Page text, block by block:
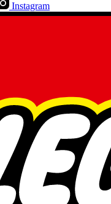
Instagram